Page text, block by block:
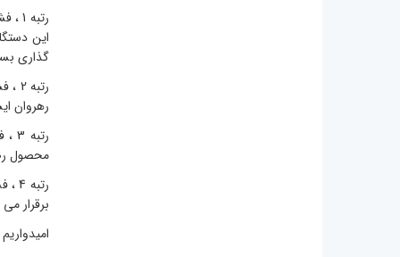
گذاری
رهروان
محصول
برقرار